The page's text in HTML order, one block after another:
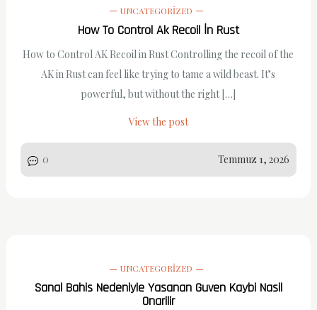
UNCATEGORIZED
How To Control Ak Recoil İn Rust
How to Control AK Recoil in Rust Controlling the recoil of the
AK in Rust can feel like trying to tame a wild beast. It’s
powerful, but without the right […]
View the post
0 Temmuz 1, 2026
UNCATEGORIZED
Sanal Bahis Nedeniyle Yasanan Guven Kaybi Nasil
Onarilir